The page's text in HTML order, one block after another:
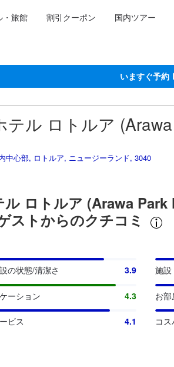
・旅館 割引クーポン 国内ツアー
いますぐ予
テル ロトルア
中心部, ロトルア, ニュージーランド, 3040
ロトルア (Arawa
ストからのクチコミ
の状態/清潔さ 3.9 施設
ーション 4.3 お
ビス 4.1 コス